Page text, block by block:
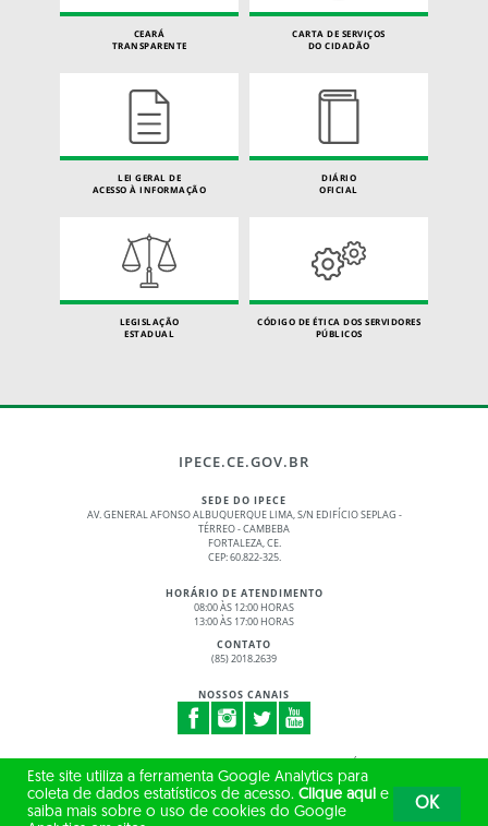
CEARÁ
TRANSPARENTE
CARTA DE SERVIÇOS
DO CIDADÃO
LEI GERAL DE
ACESSO À INFORMAÇÃO
DIÁRIO
OFICIAL
LEGISLAÇÃO
ESTADUAL
CÓDIGO DE ÉTICA DOS SERVIDORES
PÚBLICOS
IPECE.CE.GOV.BR
SEDE DO IPECE
AV. GENERAL AFONSO ALBUQUERQUE LIMA, S/N EDIFÍCIO SEPLAG -
TÉRREO - CAMBEBA
FORTALEZA, CE.
CEP: 60.822-325.
HORÁRIO DE ATENDIMENTO
08:00 ÀS 12:00 HORAS
13:00 ÀS 17:00 HORAS
CONTATO
(85) 2018.2639
NOSSOS CANAIS
© 2017 - 2026 – GOVERNO DO ESTADO DO CEARÁ
TODOS OS DIREITOS RESERVADOS
Este site utiliza a ferramenta Google Analytics para
coleta de dados estatísticos de acesso. Clique aqui e
saiba mais sobre o uso de cookies do Google
OK